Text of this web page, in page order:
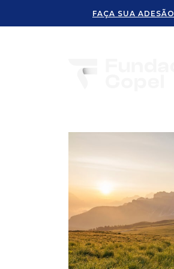
FAÇA SUA ADESÃO